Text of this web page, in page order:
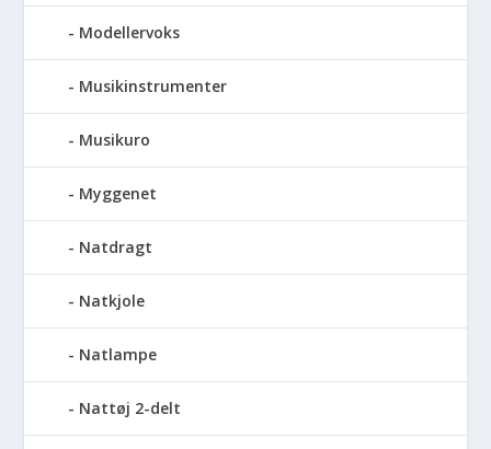
Modellervoks
Musikinstrumenter
Musikuro
Myggenet
Natdragt
Natkjole
Natlampe
Nattøj 2-delt